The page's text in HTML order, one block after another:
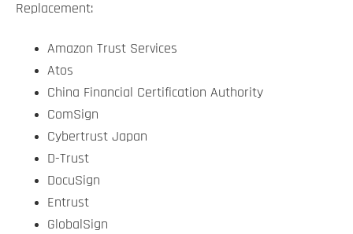
Replacement:
Amazon Trust Services
Atos
China Financial Certification Authority
ComSign
Cybertrust Japan
D-Trust
DocuSign
Entrust
GlobalSign